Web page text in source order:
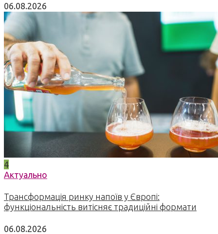
06.08.2026
4
Актуально
Трансформація ринку напоїв у Європі:
функціональність витісняє традиційні формати
06.08.2026